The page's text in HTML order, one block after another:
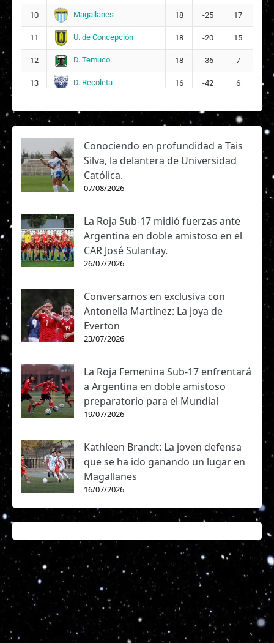
10 Magallanes 18 -25 17
11 U. de Concepción 18 -20 15
12 D. Temuco 18 -36 7
13 D. Recoleta 16 -42 6
Conociendo en profundidad a Tais
Silva, la delantera de Universidad
Católica.
07/08/2026
La Roja Sub-17 midió fuerzas ante
Argentina en doble amistoso en el
CAR José Sulantay.
26/07/2026
Conversamos en exclusiva con
Antonella Martínez: La joya de
Everton
23/07/2026
La Roja Femenina Sub-17 enfrentará
a Argentina en doble amistoso
preparatorio para el Mundial
19/07/2026
Kathleen Brandt: La joven defensa
que se ha ido ganando un lugar en
Magallanes
16/07/2026